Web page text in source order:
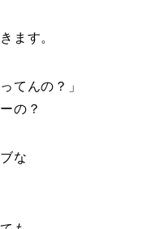
ます。
てんの？」
の？
な